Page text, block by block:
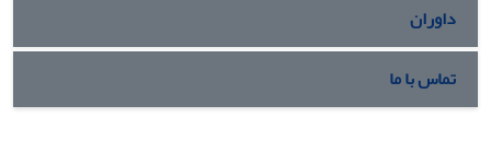
داوران
تماس با ما